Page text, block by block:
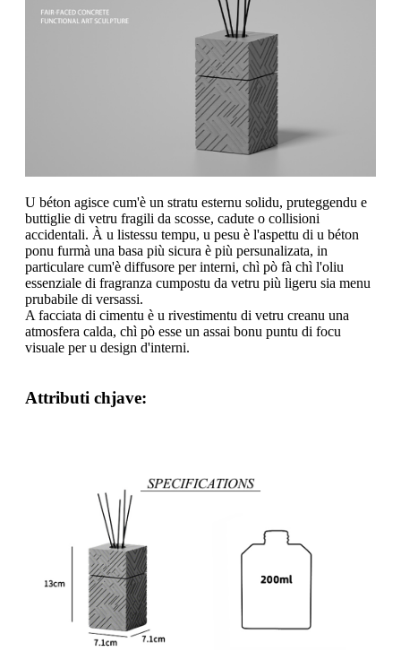
U béton agisce cum'è un stratu esternu solidu, pruteggendu e
buttiglie di vetru fragili da scosse, cadute o collisioni
accidentali. À u listessu tempu, u pesu è l'aspettu di u béton
ponu furmà una basa più sicura è più persunalizata, in
particulare cum'è diffusore per interni, chì pò fà chì l'oliu
essenziale di fragranza cumpostu da vetru più ligeru sia menu
prubabile di versassi.
A facciata di cimentu è u rivestimentu di vetru creanu una
atmosfera calda, chì pò esse un assai bonu puntu di focu
visuale per u design d'interni.
Attributi chjave: